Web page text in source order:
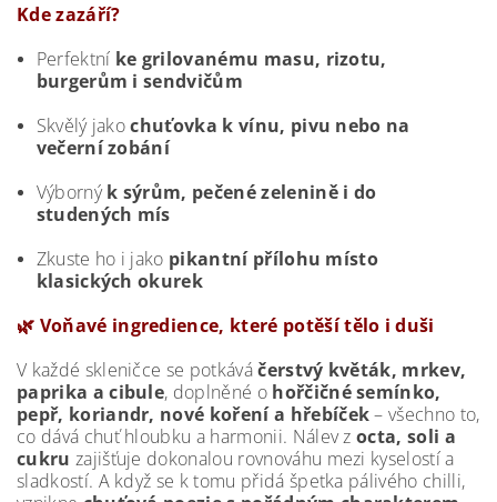
Kde zazáří?
Perfektní ke grilovanému masu, rizotu,
burgerům i sendvičům
Skvělý jakochuťovka k vínu, pivu nebo na
večerní zobání
Výbornýk sýrům, pečené zelenině i do
studených mís
Zkuste ho i jako pikantní přílohu místo
klasických okurek
🌿 Voňavé ingredience, které potěší tělo i duši
V každé skleničce se potkáváčerstvý květák, mrkev,
paprika a cibule, doplněné o hořčičné semínko,
pepř, koriandr, nové koření a hřebíček– všechno to,
co dává chuť hloubku a harmonii. Nálev zocta, soli a
cukru zajišťuje dokonalou rovnováhu mezi kyselostí a
sladkostí. A když se k tomu přidá špetka pálivého chilli,